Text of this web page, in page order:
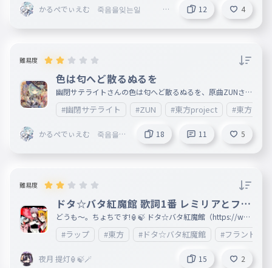
かるぺでぃえむ 죽음을잊는일
12 4
難易度
色は匂へど散るぬるを
幽閉サテライトさんの色は匂へど散るぬるを、原曲ZUNさん
の神々が恋した幻想郷を打つタイピングです。 歌詞の「色
は匂へど散るぬるを」の「へ」や「を」はそのまま「he」
や「wo」になっています。 サムネは適当にあった画像です
#幽閉サテライト #ZUN #東方project #東方
かるぺでぃえむ 죽음을잊
18 11 5
難易度
ドタ☆バタ紅魔館 歌詞1番 レミリアとフラ
ン少し
どうも〜。ちょちです!🏮🍃 ドタ☆バタ紅魔館（https://ww
w.youtube.com/watch?v=FGj75w80r70）って、ものすご
い早口なんですよ。 同じような単語がたくさん出てきたり
、僕も挑戦してみたんですけど.......見事に噛み連発☆むずす
ぎる余....... よく雨天決行さんとytrさんとAOさんは歌えたな..
......やばすぎる では、頑張れ〜〜〜
#ラップ #東方 #ドタ☆バタ紅魔館 #フランドー
夜月 提灯🏮🍃🪄 15 2